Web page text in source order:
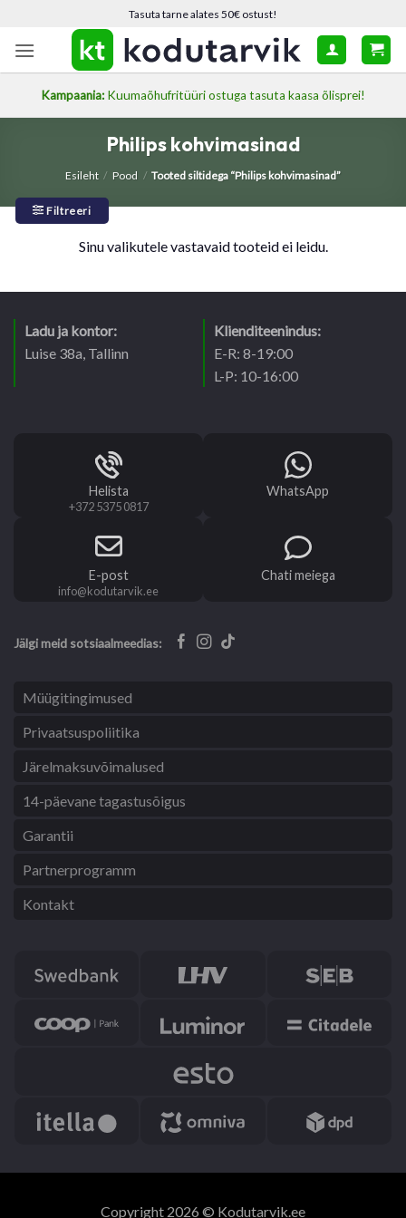
content
Tasuta tarne alates 50€ ostust!
Kampaania: Kuumaõhufritüüri ostuga tasuta kaasa õlisprei!
Philips kohvimasinad
Esileht / Pood / Tooted siltidega “Philips kohvimasinad”
Filtreeri
Sinu valikutele vastavaid tooteid ei leidu.
Ladu ja kontor:
Luise 38a, Tallinn
Klienditeenindus:
E-R: 8-19:00
L-P: 10-16:00
Helista
+372 5375 0817
WhatsApp
E-post
info@kodutarvik.ee
Chati meiega
Jälgi meid sotsiaalmeedias:
Müügitingimused
Privaatsuspoliitika
Järelmaksuvõimalused
14-päevane tagastusõigus
Garantii
Partnerprogramm
Kontakt
Copyright 2026 © Kodutarvik.ee